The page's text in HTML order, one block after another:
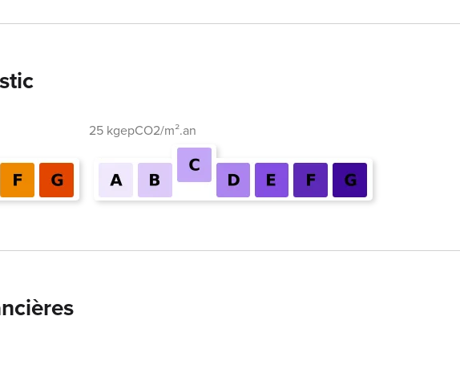
25 kgepCO2/m².an